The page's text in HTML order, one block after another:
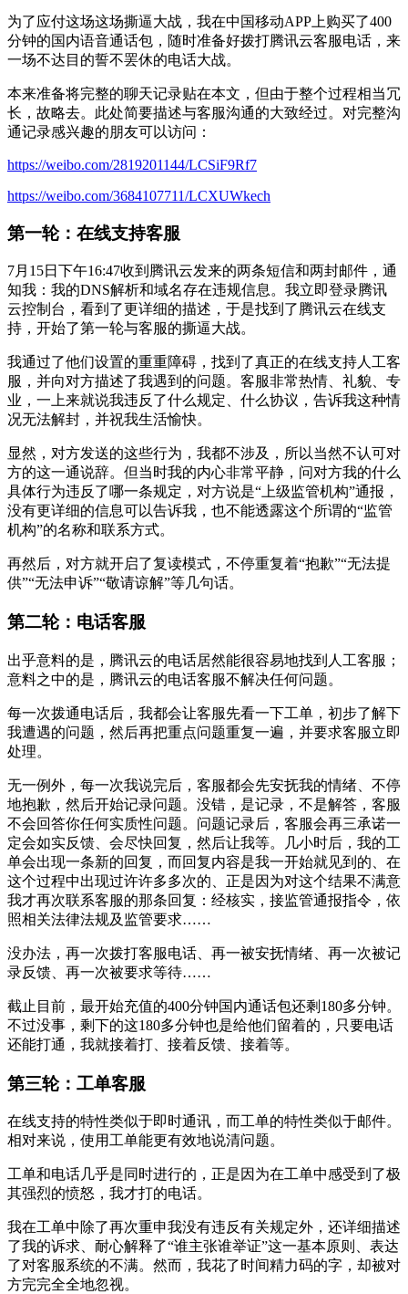
为了应付这场这场撕逼大战，我在中国移动APP上购买了400
分钟的国内语音通话包，随时准备好拨打腾讯云客服电话，来
一场不达目的誓不罢休的电话大战。
本来准备将完整的聊天记录贴在本文，但由于整个过程相当冗
长，故略去。此处简要描述与客服沟通的大致经过。对完整沟
通记录感兴趣的朋友可以访问：
https://weibo.com/2819201144/LCSiF9Rf7
https://weibo.com/3684107711/LCXUWkech
第一轮：在线支持客服
7月15日下午16:47收到腾讯云发来的两条短信和两封邮件，通
知我：我的DNS解析和域名存在违规信息。我立即登录腾讯
云控制台，看到了更详细的描述，于是找到了腾讯云在线支
持，开始了第一轮与客服的撕逼大战。
我通过了他们设置的重重障碍，找到了真正的在线支持人工客
服，并向对方描述了我遇到的问题。客服非常热情、礼貌、专
业，一上来就说我违反了什么规定、什么协议，告诉我这种情
况无法解封，并祝我生活愉快。
显然，对方发送的这些行为，我都不涉及，所以当然不认可对
方的这一通说辞。但当时我的内心非常平静，问对方我的什么
具体行为违反了哪一条规定，对方说是“上级监管机构”通报，
没有更详细的信息可以告诉我，也不能透露这个所谓的“监管
机构”的名称和联系方式。
再然后，对方就开启了复读模式，不停重复着“抱歉”“无法提
供”“无法申诉”“敬请谅解”等几句话。
第二轮：电话客服
出乎意料的是，腾讯云的电话居然能很容易地找到人工客服；
意料之中的是，腾讯云的电话客服不解决任何问题。
每一次拨通电话后，我都会让客服先看一下工单，初步了解下
我遭遇的问题，然后再把重点问题重复一遍，并要求客服立即
处理。
无一例外，每一次我说完后，客服都会先安抚我的情绪、不停
地抱歉，然后开始记录问题。没错，是记录，不是解答，客服
不会回答你任何实质性问题。问题记录后，客服会再三承诺一
定会如实反馈、会尽快回复，然后让我等。几小时后，我的工
单会出现一条新的回复，而回复内容是我一开始就见到的、在
这个过程中出现过许许多多次的、正是因为对这个结果不满意
我才再次联系客服的那条回复：经核实，接监管通报指令，依
照相关法律法规及监管要求……
没办法，再一次拨打客服电话、再一被安抚情绪、再一次被记
录反馈、再一次被要求等待……
截止目前，最开始充值的400分钟国内通话包还剩180多分钟。
不过没事，剩下的这180多分钟也是给他们留着的，只要电话
还能打通，我就接着打、接着反馈、接着等。
第三轮：工单客服
在线支持的特性类似于即时通讯，而工单的特性类似于邮件。
相对来说，使用工单能更有效地说清问题。
工单和电话几乎是同时进行的，正是因为在工单中感受到了极
其强烈的愤怒，我才打的电话。
我在工单中除了再次重申我没有违反有关规定外，还详细描述
了我的诉求、耐心解释了“谁主张谁举证”这一基本原则、表达
了对客服系统的不满。然而，我花了时间精力码的字，却被对
方完完全全地忽视。